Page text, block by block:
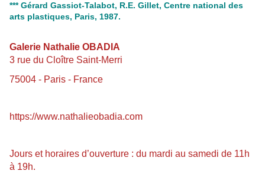
*** Gérard Gassiot-Talabot, R.E. Gillet, Centre national des
arts plastiques, Paris, 1987.
Galerie Nathalie OBADIA
3 rue du Cloître Saint-Merri
75004 - Paris - France
https://www.nathalieobadia.com
Jours et horaires d’ouverture : du mardi au samedi de 11h
à 19h.